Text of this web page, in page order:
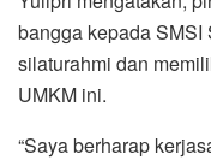
bangga kepada
silaturahmi dan
UMKM ini.
“Saya berharap